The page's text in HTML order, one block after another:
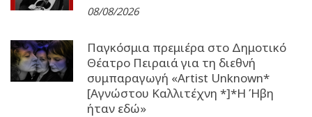
08/08/2026
Παγκόσμια πρεμιέρα στο Δημοτικό
Θέατρο Πειραιά για τη διεθνή
συμπαραγωγή «Artist Unknown*
[Αγνώστου Καλλιτέχνη *]*Η Ήβη
ήταν εδώ»